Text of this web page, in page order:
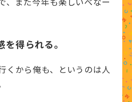
得られる。
くから俺も、というのは人